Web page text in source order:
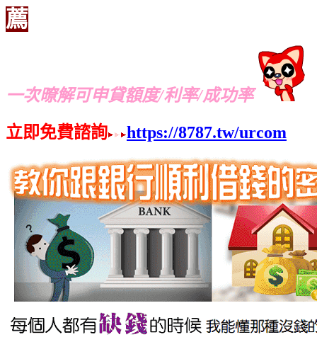
薦
一次暸解可申貸額度/利率/成功率
立即免費諮詢
https://8787.tw/urcom